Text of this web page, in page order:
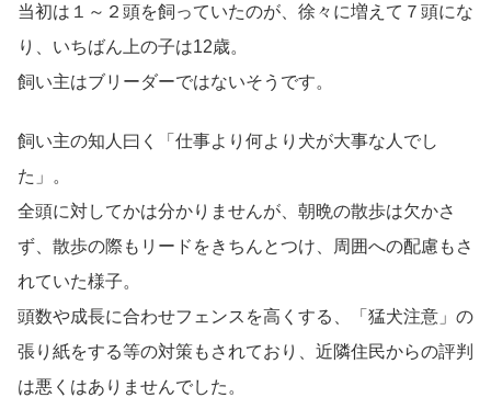
当初は１～２頭を飼っていたのが、徐々に増えて７頭にな
り、いちばん上の子は12歳。
飼い主はブリーダーではないそうです。
飼い主の知人曰く「仕事より何より犬が大事な人でし
た」。
全頭に対してかは分かりませんが、朝晩の散歩は欠かさ
ず、散歩の際もリードをきちんとつけ、周囲への配慮もさ
れていた様子。
頭数や成長に合わせフェンスを高くする、「猛犬注意」の
張り紙をする等の対策もされており、近隣住民からの評判
は悪くはありませんでした。